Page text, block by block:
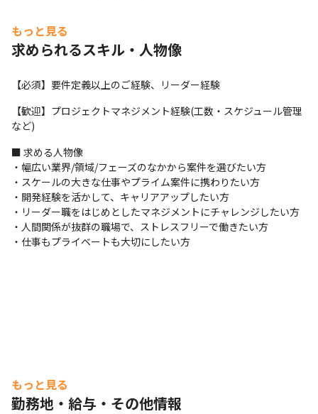
イグレーション、ディスカウントストアの基幹業務パッケージの
システムの設計～総合テスト
・スマホアプリ、業務系タブレットアプリ、カーナビシステム、
医療システムの開発
使用技術：Java、C#、VB.NET、ASP.NET、Objective-Cなど
・自社パッケージ開発：画像認識アプリ、幼児知育アプリ
使用技術：Java、C#、C++/CLI、Pythonなど
＜開発体制＞
・2～4名ほどのチームで案件に参画し、開発を行います
・案件に合わせて、ウォーターフォール開発やアジャイル開発など
を採用しています
・案件への参画期間は平均半年です
・営業担当とは電話やメールでコミュニケーションをとっていま
す
もっと見る
求められるスキル・人物像
【必須】要件定義以上のご経験、リーダー経験
【歓迎】プロジェクトマネジメント経験(工数・スケジュール管理
など)
■ 求める人物像
・幅広い業界/領域/フェーズのなかから案件を選びたい方
・スケールの大きな仕事やプライム案件に携わりたい方
・開発経験を活かして、キャリアアップしたい方
・リーダー職をはじめとしたマネジメントにチャレンジしたい方
・人間関係が抜群の職場で、ストレスフリーで働きたい方
・仕事もプライベートも大切にしたい方
もっと見る
勤務地・給与・その他情報